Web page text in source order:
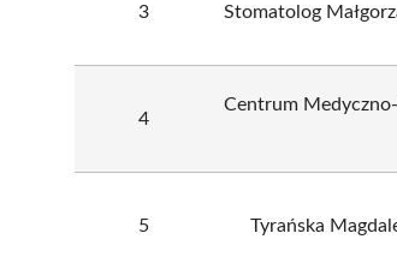
3 Stomatolog
4
Centrum
5 Tyrańska